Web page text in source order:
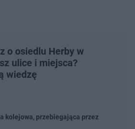
o osiedlu Herby w
ulice i miejsca?
wiedzę
kolejowa, przebiegająca przez